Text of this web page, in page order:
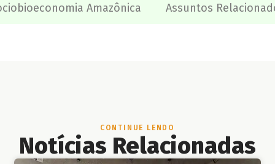
Amazônica Assuntos
CONTINUE LENDO
Notícias Relacionadas